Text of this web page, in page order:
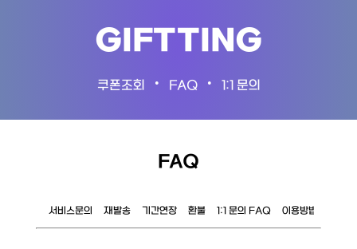
GIFTTING
쿠폰조회 • FAQ • 1:1 문의
FAQ
서비스문의 재발송 기간연장 환불 1:1 문의 FAQ 이용방법